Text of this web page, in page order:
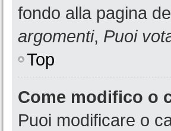
fondo alla pagina
argomenti, Puoi
Top
Come modifico o
Puoi modificare o